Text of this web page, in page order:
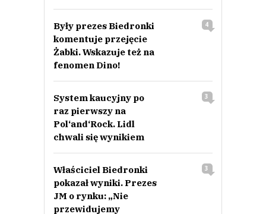
Były prezes Biedronki
komentuje przejęcie
Żabki. Wskazuje też na
fenomen Dino!
4
System kaucyjny po
raz pierwszy na
Pol‘and‘Rock. Lidl
chwali się wynikiem
3
Właściciel Biedronki
pokazał wyniki. Prezes
JM o rynku: „Nie
przewidujemy
3